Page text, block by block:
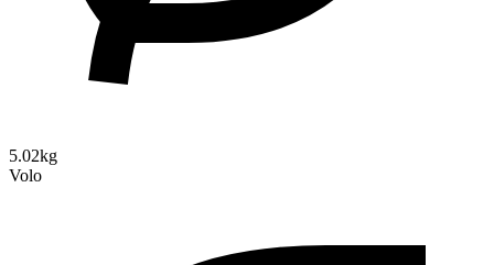
5.02kg
Volo